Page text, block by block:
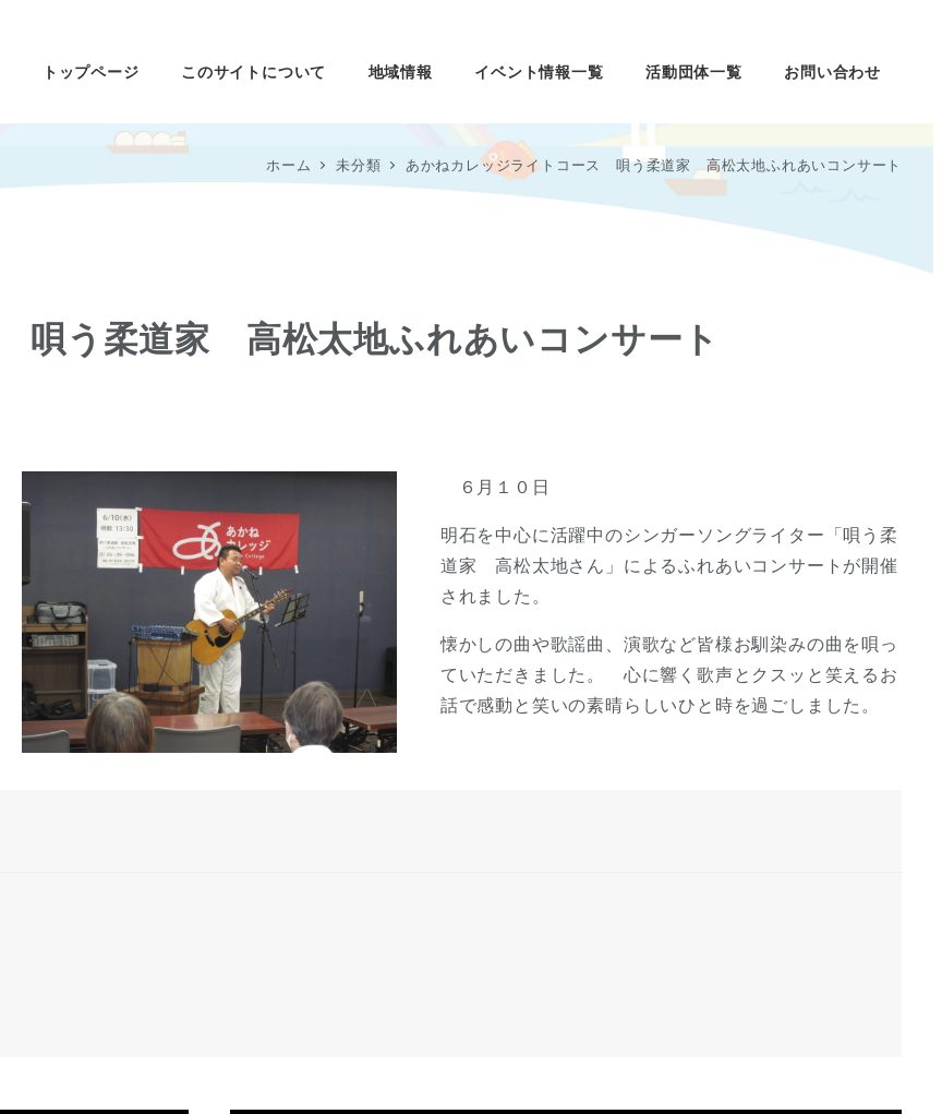
トップページ このサイトについて 地域情報 イベント情報一覧 活動団体一覧 お問い合わせ
ホーム 未分類 あかねカレッジライトコース 唄う柔道家 高松太地ふれあいコンサート
う柔道家 高松太地ふれあいコンサート
６月１０日
明石を中心に活躍中のシンガーソングライター「唄う柔
道家 高松太地さん」によるふれあいコンサートが開催
されました。
懐かしの曲や歌謡曲、演歌など皆様お馴染みの曲を唄っ
ていただきました。 心に響く歌声とクスッと笑えるお
話で感動と笑いの素晴らしいひと時を過ごしました。